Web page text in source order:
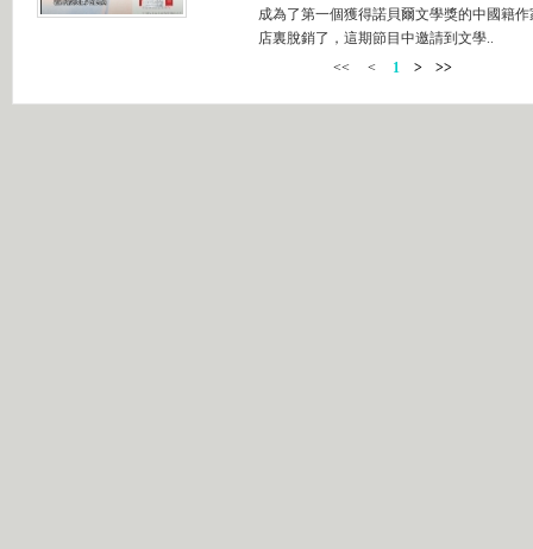
成為了第一個獲得諾貝爾文學獎的中國籍
店裏脫銷了，這期節目中邀請到文學..
<<
< 1 > >>